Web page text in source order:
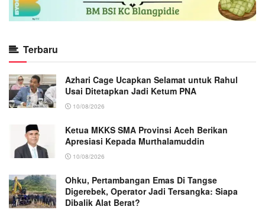
Terbaru
Azhari Cage Ucapkan Selamat untuk Rahul
Usai Ditetapkan Jadi Ketum PNA
10/08/2026
Ketua MKKS SMA Provinsi Aceh Berikan
Apresiasi Kepada Murthalamuddin
10/08/2026
Ohku, Pertambangan Emas Di Tangse
Digerebek, Operator Jadi Tersangka: Siapa
Dibalik Alat Berat?